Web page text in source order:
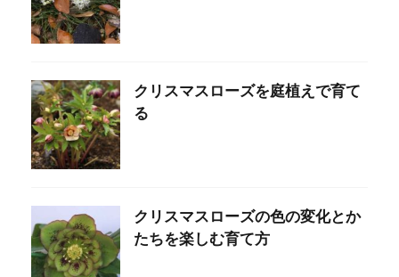
クリスマスローズを庭植えで育て
る
クリスマスローズの色の変化とか
たちを楽しむ育て方